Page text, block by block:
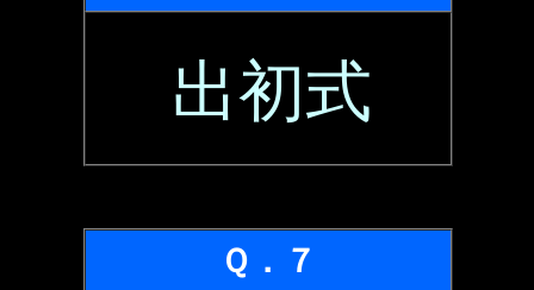
出初式
Ｑ．７